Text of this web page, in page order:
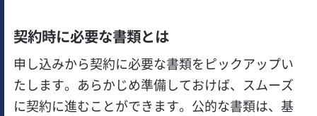
契約時に必要な書類とは
申し込みから契約に必要な書類をピックアップい
たします。あらかじめ準備しておけば、スムーズ
に契約に進むことができます。公的な書類は、基